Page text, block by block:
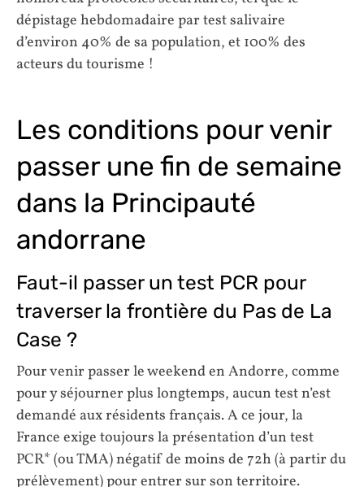
dépistage hebdomadaire par test salivaire
d’environ 40% de sa population, et 100% des
acteurs du tourisme !
Les conditions pour venir
passer une fin de semaine
dans la Principauté
andorrane
Faut-il passer un test PCR pour
traverser la frontière du Pas de La
Case ?
Pour venir passer le weekend en Andorre, comme
pour y séjourner plus longtemps, aucun test n’est
demandé aux résidents français. A ce jour, la
France exige toujours la présentation d’un test
PCR* (ou TMA) négatif de moins de 72h (à partir du
prélèvement) pour entrer sur son territoire.